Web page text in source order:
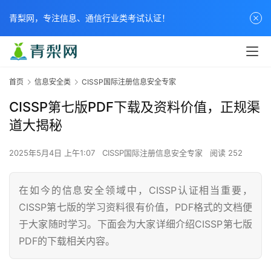
首页 信息安全类 CISSP国际注册信息安全专家
CISSP第七版PDF下载及资料价值，正规渠
道大揭秘
2025年5月4日 上午1:07 CISSP国际注册信息安全专家 阅读 252
在如今的信息安全领域中，CISSP认证相当重要，
CISSP第七版的学习资料很有价值，PDF格式的文档便
于大家随时学习。下面会为大家详细介绍CISSP第七版
PDF的下载相关内容。
青梨网，专注信息、通信行业类考试认证！